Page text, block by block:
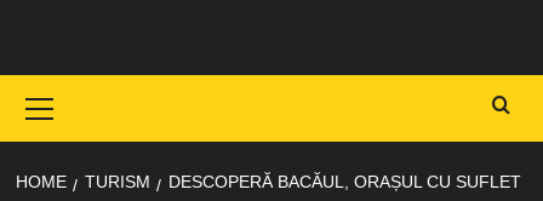
content
Menu
HOME TURISM
DESCOPERĂ BACĂUL, ORAȘUL CU SUFLET